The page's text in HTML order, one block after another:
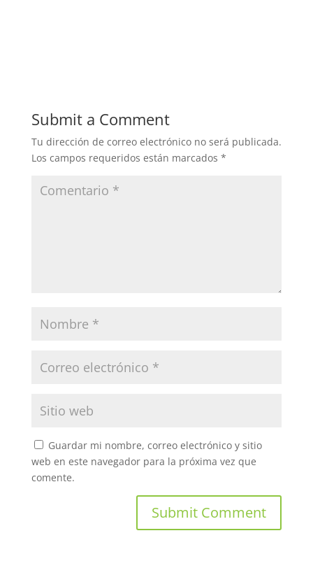
Submit a Comment
Tu dirección de correo electrónico no será publicada.
Los campos requeridos están marcados *
Guardar mi nombre, correo electrónico y sitio
web en este navegador para la próxima vez que
comente.